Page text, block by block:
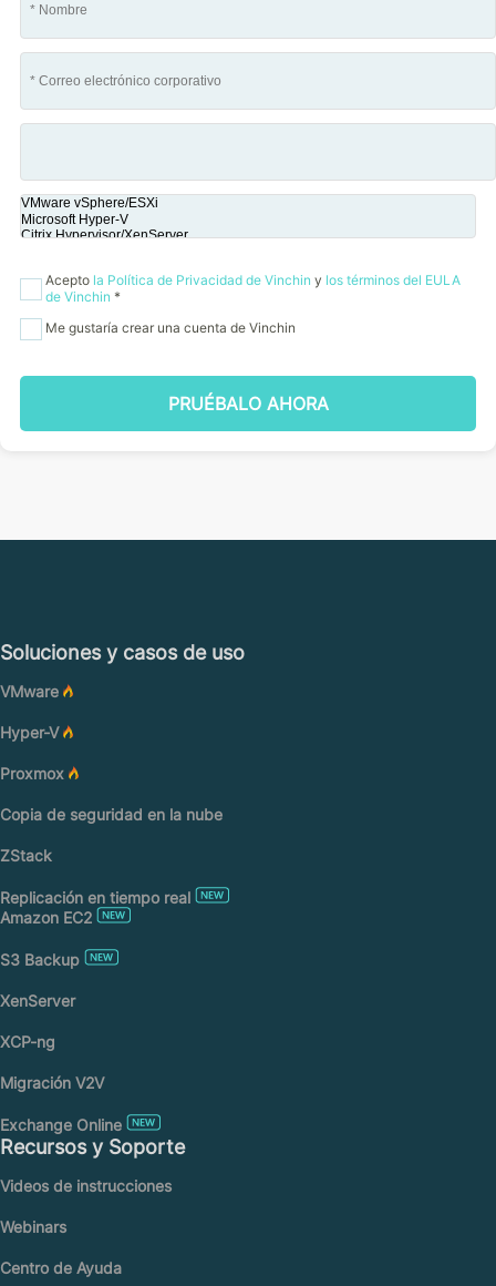
Acepto la Política de Privacidad de Vinchin y los términos del EULA
de Vinchin *
Me gustaría crear una cuenta de Vinchin
PRUÉBALO AHORA
Soluciones y casos de uso
VMware
Hyper-V
Proxmox
Copia de seguridad en la nube
ZStack
Replicación en tiempo real
Amazon EC2
S3 Backup
XenServer
XCP-ng
Migración V2V
Exchange Online
Recursos y Soporte
Videos de instrucciones
Webinars
Centro de Ayuda